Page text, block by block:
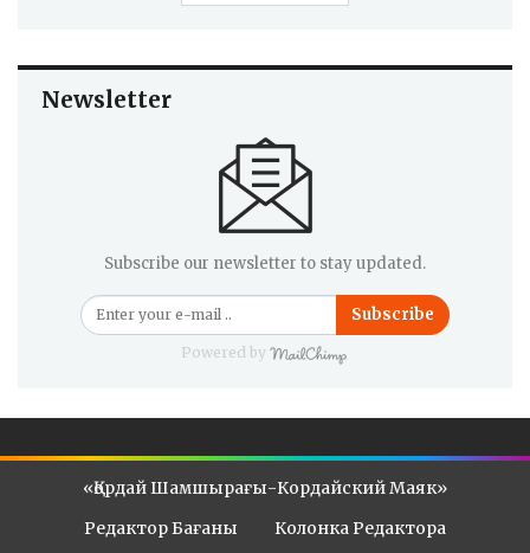
Newsletter
Subscribe our newsletter to stay updated.
Subscribe
Powered by
«Қордай Шамшырағы-Кордайский Маяк»
Редактор Бағаны
Колонка Редактора